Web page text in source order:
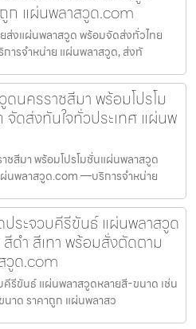
ก แผ่นพลาสวูด.com
ส่งแผ่นพลาสวูด พร้อมจัดส่งทั่วไทย
ารจำหน่าย แผ่นพลาสวูด, ส่งทั
นครราชสีมา พร้อมโปรโม
ดส่งทันใจทั่วประเทศ แผ่นพ
ชสีมา พร้อมโปรโมชั่นแผ่นพลาสวูด
นพลาสวูด.com —บริการจำหน่าย
ระจวบคีรีขันธ์ แผ่นพลาสวูด
ดำ สีเทา พร้อมสั่งตัดตาม
วูด.com
รีขันธ์ แผ่นพลาสวูดหลายสี-ขนาด เช่น
นาด ราคาถูก แผ่นพลาสว